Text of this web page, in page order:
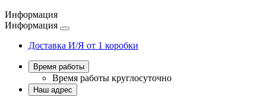
Информация
Информация
Доставка И/Я от 1 коробки
Время работы
Время работы круглосуточно
Наш адрес